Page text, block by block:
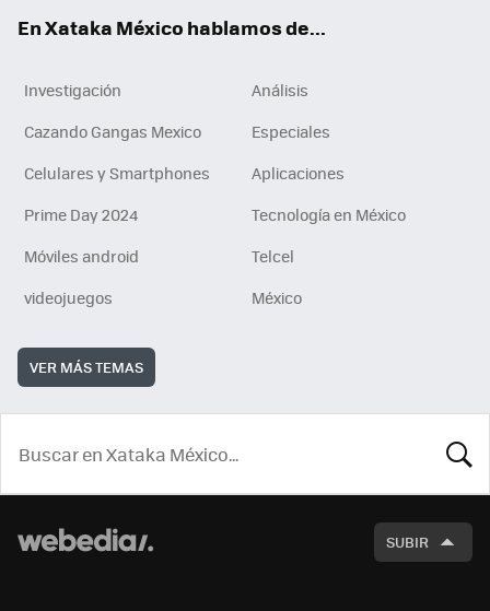
En Xataka México hablamos de...
Investigación
Análisis
Cazando Gangas Mexico
Especiales
Celulares y Smartphones
Aplicaciones
Prime Day 2024
Tecnología en México
Móviles android
Telcel
videojuegos
México
VER MÁS TEMAS
SUBIR